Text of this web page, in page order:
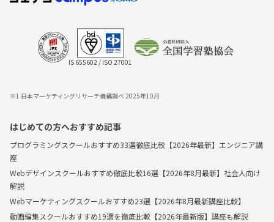
IS 655602 / ISO 27001
※1 日本マーケティングリサーチ機構調べ 2025年10月
はじめての方へおすすめ記事
プログラミングスクールおすすめ33選徹底比較【2026年最新】エンジニア講
座
Webデザインスクールおすすめ徹底比較16選【2026年8月最新】社会人向け
解説
Webマーケティングスクールおすすめ23選【2026年8月最新講座比較】
動画編集スクールおすすめ19選を徹底比較【2026年最新版】講座も解説